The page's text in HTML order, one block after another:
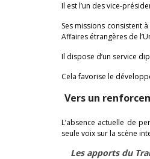
Il est l’un des vice-
Ses missions consistent
Affaires étrangères de
Il dispose d’un service
Cela favorise le
Vers un
L’absence actuelle de
seule voix sur la scène
Les apports du